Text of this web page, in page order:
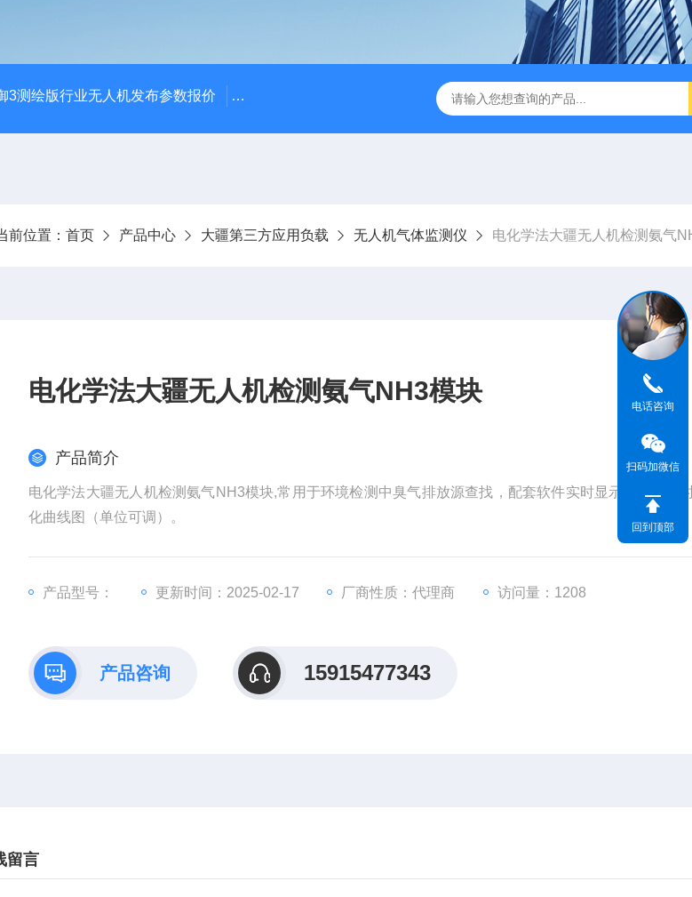
3测绘版行业无人机发布参数报价 大疆升级版M350RTK行业无人机规格参数 Mavic 3T大疆热红外相
前位置： 首页 产品中心 大疆第三方应用负载 无人机气体监测仪 电化学法大疆无人机检测氨气
电化学法大疆无人机检测氨气NH3模块
产品简介
电化学法大疆无人机检测氨气NH3模块,常用于环境检测中臭气排放源查找，配套软件实时显示气体浓度
化曲线图（单位可调）。
产品型号： 更新时间：2025-02-17 厂商性质：代理商 访问量：1208
产品咨询 15915477343
留言
电话咨询
扫码加微信
回到顶部